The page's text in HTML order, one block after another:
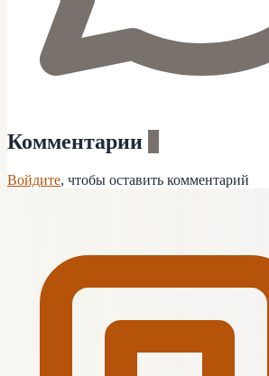
Комментарии
Войдите, чтобы оставить комментарий